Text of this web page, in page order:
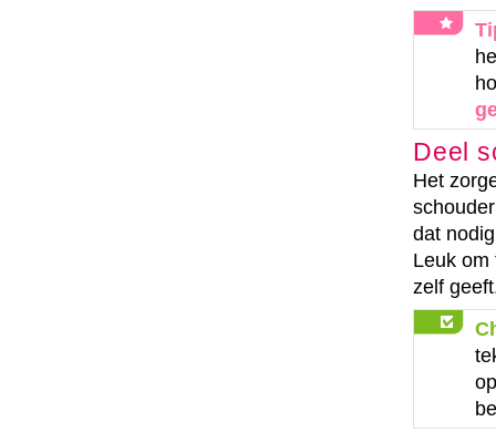
Deel
Het
dat
Leuk om
zelf